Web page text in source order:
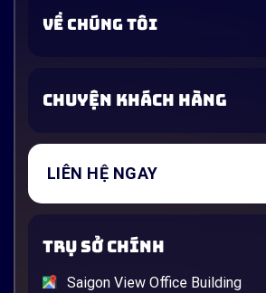
VỀ CHÚNG TÔI
CHUYỆN KHÁCH HÀNG
LIÊN HỆ NGAY
TRỤ SỞ CHÍNH
Saigon View Office Building